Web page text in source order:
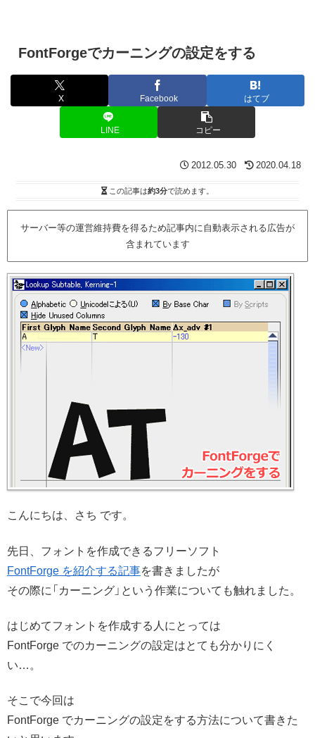
FontForgeでカーニングの設定をする
X Facebook はてブ
LINE コピー
2012.05.30 2020.04.18
この記事は約3分で読めます。
サーバー等の運営維持費を得るため記事内に自動表示される広告が
含まれています
こんにちは、さち です。
先日、フォントを作成できるフリーソフト
FontForge を紹介する記事を書きましたが
その際に「カーニング」という作業についても触れました。
はじめてフォントを作成する人にとっては
FontForge でのカーニングの設定はとても分かりにく
い…。
そこで今回は
FontForge でカーニングの設定をする方法について書きた